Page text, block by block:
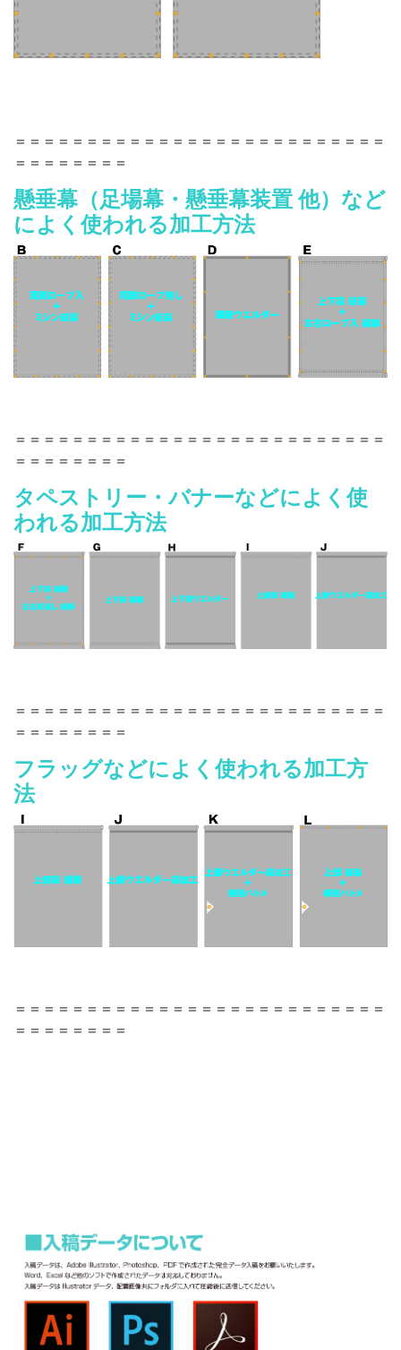
＝＝＝＝＝＝＝＝＝＝＝＝＝＝＝＝＝＝＝＝＝＝＝＝＝＝
＝＝＝＝＝＝＝＝
懸垂幕（足場幕・懸垂幕装置 他）など
によく使われる加工方法
＝＝＝＝＝＝＝＝＝＝＝＝＝＝＝＝＝＝＝＝＝＝＝＝＝＝
＝＝＝＝＝＝＝＝
タペストリー・バナーなどによく使
われる加工方法
＝＝＝＝＝＝＝＝＝＝＝＝＝＝＝＝＝＝＝＝＝＝＝＝＝＝
＝＝＝＝＝＝＝＝
フラッグなどによく使われる加工方
法
＝＝＝＝＝＝＝＝＝＝＝＝＝＝＝＝＝＝＝＝＝＝＝＝＝＝
＝＝＝＝＝＝＝＝